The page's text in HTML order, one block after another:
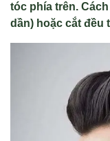
tóc phía trên.
dần) hoặc cắt đều